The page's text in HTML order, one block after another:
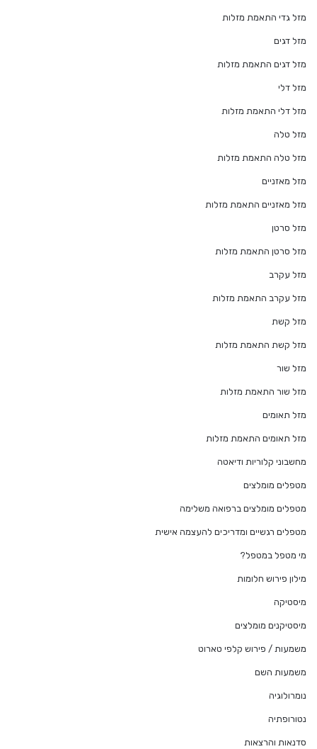
מזל גדי התאמת מזלות
מזל דגים
מזל דגים התאמת מזלות
מזל דלי
מזל דלי התאמת מזלות
מזל טלה
מזל טלה התאמת מזלות
מזל מאזניים
מזל מאזניים התאמת מזלות
מזל סרטן
מזל סרטן התאמת מזלות
מזל עקרב
מזל עקרב התאמת מזלות
מזל קשת
מזל קשת התאמת מזלות
מזל שור
מזל שור התאמת מזלות
מזל תאומים
מזל תאומים התאמת מזלות
מחשבוני קלוריות ודיאטה
מטפלים מומלצים
מטפלים מומלצים ברפואה משלימה
מטפלים רגשיים ומדריכים להעצמה אישית
מי מטפל במטפל?
מילון פירוש חלומות
מיסטיקה
מיסטיקנים מומלצים
משמעות / פירוש קלפי טארוט
משמעות השם
נומרולוגיה
נטורופתיה
סדנאות והרצאות